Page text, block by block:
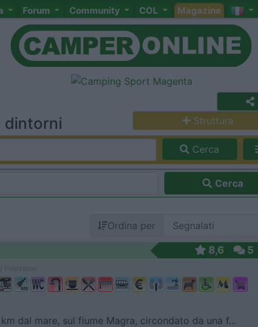
Forum Community COL Magazine
dintorni Struttura
Cerca
Cerca
Ordina per
8,6 5
dal mare, sul fiume Magra, circondato da una f...